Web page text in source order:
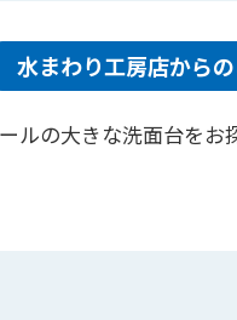
水まわり工房店から
ルの大きな洗面台をお